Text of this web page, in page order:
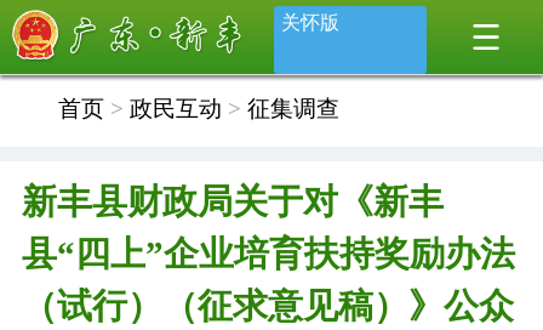
关怀版
首页> 政民互动 > 征集调查
新丰县财政局关于对《新丰
县“四上”企业培育扶持奖励办法
（试行）（征求意见稿）》公众